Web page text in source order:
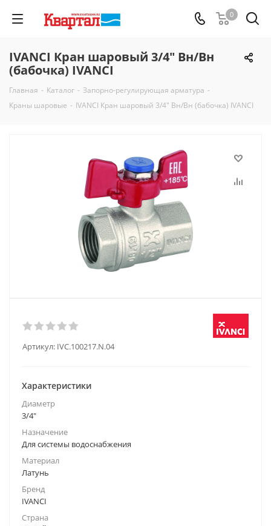
0
IVANCI Кран шаровый 3/4" Вн/Вн
(бабочка) IVANCI
Главная - Каталог - Запорно-регулирующая арматура -
Краны шаровые - IVANCI Кран шаровый 3/4" Вн/Вн (бабочка) IVANCI
Артикул: IVC.100217.N.04
Характеристики
Диаметр
3/4"
Назначение
Для системы водоснабжения
Материал
Латунь
Бренд
IVANCI
Страна